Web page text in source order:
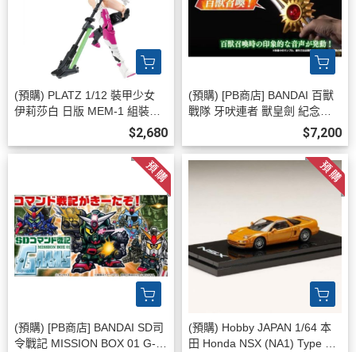
(預購) PLATZ 1/12 裝甲少女
伊莉莎白 日版 MEM-1 組裝模
$2,680
(預購) [PB商店] BANDAI 百獸
戰隊 牙吠連者 獸皇劍 紀念版 2
$7,200
(預購) [PB商店] BANDAI SD司
令戰記 MISSION BOX 01 G-A
(預購) Hobby JAPAN 1/64 本
田 Honda NSX (NA1) Type S